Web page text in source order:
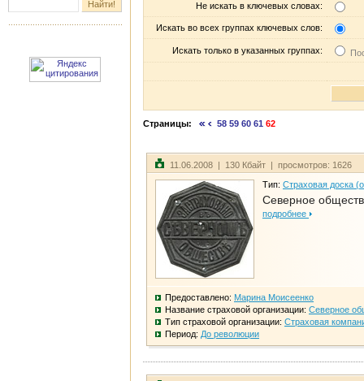
Не искать в ключевых словах:
Искать во всех группах ключевых слов:
Искать только в указанных группах:
Страницы: 58 59 60 61 62
11.06.2008 | 130 Кбайт | просмотров: 1626
Тип: Страховая доска
Северное
подробнее
Предоставлено: Марина Моисеенко
Название страховой организации: Северное
Тип страховой организации: Страховая
Период: До революции